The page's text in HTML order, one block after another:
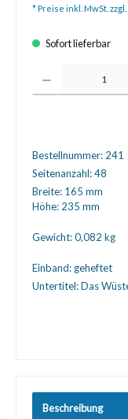
* Preise inkl. MwSt.
Sofort lieferbar
Bestellnummer: 241
Seitenanzahl:48
Breite: 165 mm
Höhe: 235 mm
Gewicht:0,082 kg
Einband: geheftet
Untertitel:Das
Beschreibung